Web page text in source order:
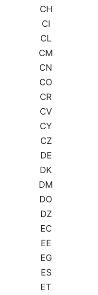
CH
CI
CL
CM
CN
CO
CR
CV
CY
CZ
DE
DK
DM
DO
DZ
EC
EE
EG
ES
ET